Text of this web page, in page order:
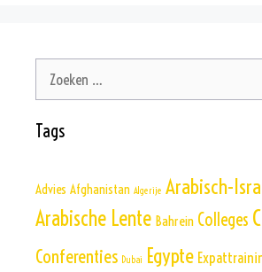
naar:
Tags
Advies Afghanistan Algerije Arabisch-
Arabische Lente Bahrein Colleges
Conferenties Dubai Egypte